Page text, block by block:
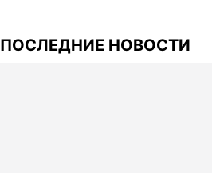
ПОСЛЕДНИЕ НОВОСТИ